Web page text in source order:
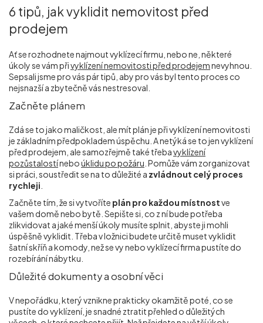
6 tipů, jak vyklidit nemovitost před
prodejem
Ať se rozhodnete najmout vyklízecí firmu, nebo ne, některé
úkoly se vám přivyklízení nemovitosti před prodejemnevyhnou.
Sepsali jsme pro vás pár tipů, aby pro vás byl tento proces co
nejsnazší a zbytečně vás nestresoval.
Začněte plánem
Zdá se to jako maličkost, ale mít plán je při vyklízení nemovitosti
je základním předpokladem úspěchu. A netýká se to jen vyklízení
před prodejem, ale samozřejmě také třebavyklízení
pozůstalostíneboúklidu po požáru . Pomůže vám zorganizovat
si práci, soustředit se na to důležité a zvládnout celý proces
rychleji
Začněte tím, že si vytvoříte plán pro každou místnostve
vašem domě nebo bytě. Sepište si, co z ní bude potřeba
zlikvidovat a jaké menší úkoly musíte splnit, abyste ji mohli
úspěšně vyklidit. Třeba v ložnici budete určitě muset vyklidit
šatní skříň a komody, než se vy nebo vyklízecí firma pustíte do
rozebírání nábytku.
Důležité dokumenty a osobní věci
V nepořádku, který vznikne prakticky okamžitě poté, co se
pustíte do vyklízení, je snadné ztratit přehled o důležitých